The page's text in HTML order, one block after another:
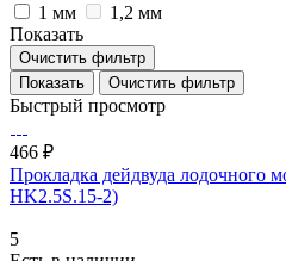
1 мм
1,2 мм
Показать
Очистить фильтр
Очистить фильтр
Быстрый просмотр
466 ₽
Прокладка дейдвуда лодочного
HK2.5S.15-2)
5